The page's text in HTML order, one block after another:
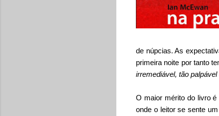
de núpcias. As
primeira noite por tanto
irremediável, tão
O maior mérito do livro
onde o leitor se sente